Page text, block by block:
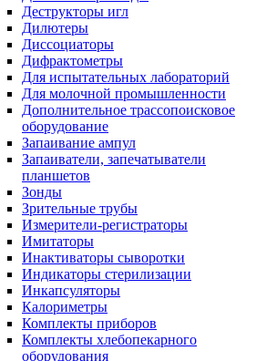
Деструкторы игл
Дилютеры
Диссоциаторы
Дифрактометры
Для испытательных лабораторий
Для молочной промышленности
Дополнительное трассопоисковое
оборудование
Запаивание ампул
Запаиватели, запечатыватели
планшетов
Зонды
Зрительные трубы
Измерители-регистраторы
Имитаторы
Инактиваторы сыворотки
Индикаторы стерилизации
Инкапсуляторы
Калориметры
Комплекты приборов
Комплекты хлебопекарного
оборудования